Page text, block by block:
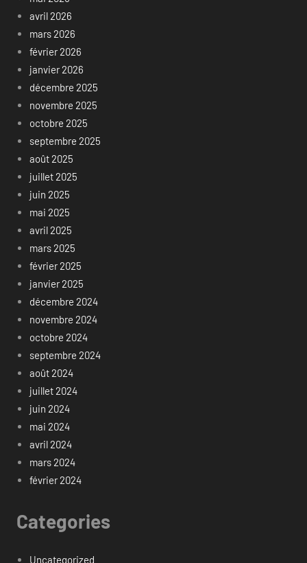
avril 2026
mars 2026
février 2026
janvier 2026
décembre 2025
novembre 2025
octobre 2025
septembre 2025
août 2025
juillet 2025
juin 2025
mai 2025
avril 2025
mars 2025
février 2025
janvier 2025
décembre 2024
novembre 2024
octobre 2024
septembre 2024
août 2024
juillet 2024
juin 2024
mai 2024
avril 2024
mars 2024
février 2024
Categories
Uncategorized